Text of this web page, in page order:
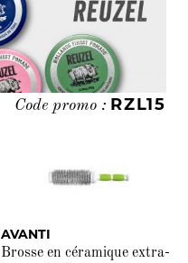
AVANTI
Brosse en céramique extra-
Code promo : RZL15